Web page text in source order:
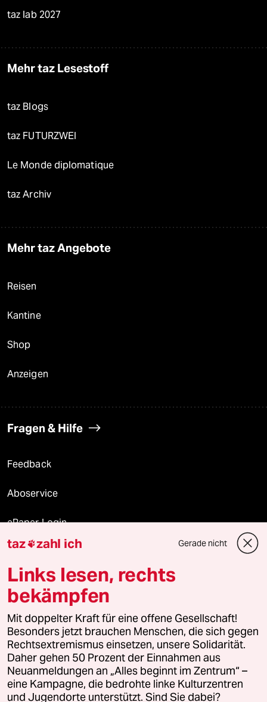
taz lab 2027
Mehr taz Lesestoff
taz Blogs
taz FUTURZWEI
Le Monde diplomatique
taz Archiv
Mehr taz Angebote
Reisen
Kantine
Shop
Anzeigen
Fragen & Hilfe
Feedback
Aboservice
ePaper Login
Downloads für Abonnierende
© 2026 taz Verlags und Vertriebs GmbH
Alle Rechte vorbehalten. Bei rechtlichen Fragen oder für Genehmigungen
wenden Sie sich bitte an
lizenzen@taz.de
Feedback Redaktionsstatut Kommune-Richtlinien
Leitlinie Informant Datenschutz Impressum AGB
taz zahl ich Gerade nicht
Links lesen, rechts
bekämpfen
Mit doppelter Kraft für eine offene Gesellschaft!
Besonders jetzt brauchen Menschen, die sich gegen
Rechtsextremismus einsetzen, unsere Solidarität.
Daher gehen 50 Prozent der Einnahmen aus
Neuanmeldungen an „Alles beginnt im Zentrum“ –
eine Kampagne, die bedrohte linke Kulturzentren
und Jugendorte unterstützt. Sind Sie dabei?